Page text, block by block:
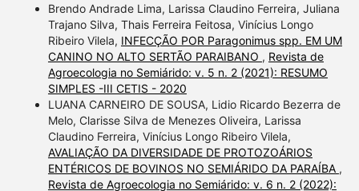
Brendo Andrade Lima, Larissa Claudino Ferreira, Juliana
Trajano Silva, Thais Ferreira Feitosa, Vinícius Longo
Ribeiro Vilela, INFECÇÃO POR Paragonimus spp. EM UM
CANINO NO ALTO SERTÃO PARAIBANO , Revista de
Agroecologia no Semiárido: v. 5 n. 2 (2021): RESUMO
SIMPLES -III CETIS - 2020
LUANA CARNEIRO DE SOUSA, Lidio Ricardo Bezerra de
Melo, Clarisse Silva de Menezes Oliveira, Larissa
Claudino Ferreira, Vinícius Longo Ribeiro Vilela,
AVALIAÇÃO DA DIVERSIDADE DE PROTOZOÁRIOS
ENTÉRICOS DE BOVINOS NO SEMIÁRIDO DA PARAÍBA ,
Revista de Agroecologia no Semiárido: v. 6 n. 2 (2022):